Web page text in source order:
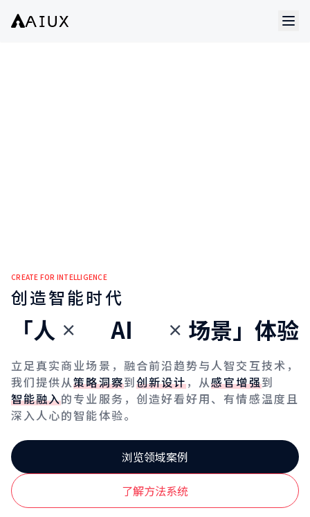
CREATE FOR INTELLIGENCE
创造智能时代
「人 × AI × 场景」体验
立足真实商业场景，融合前沿趋势与人智交互技术，
我们提供从策略洞察到创新设计，从感官增强到
智能融入的专业服务，创造好看好用、有情感温度且
深入人心的智能体验。
浏览领域案例
了解方法系统